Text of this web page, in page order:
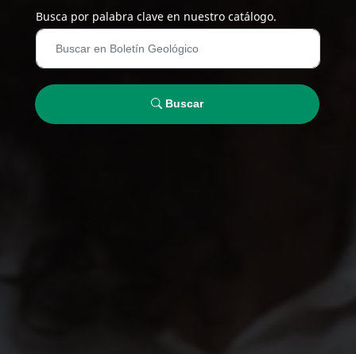
Busca por palabra clave en nuestro catálogo.
Buscar